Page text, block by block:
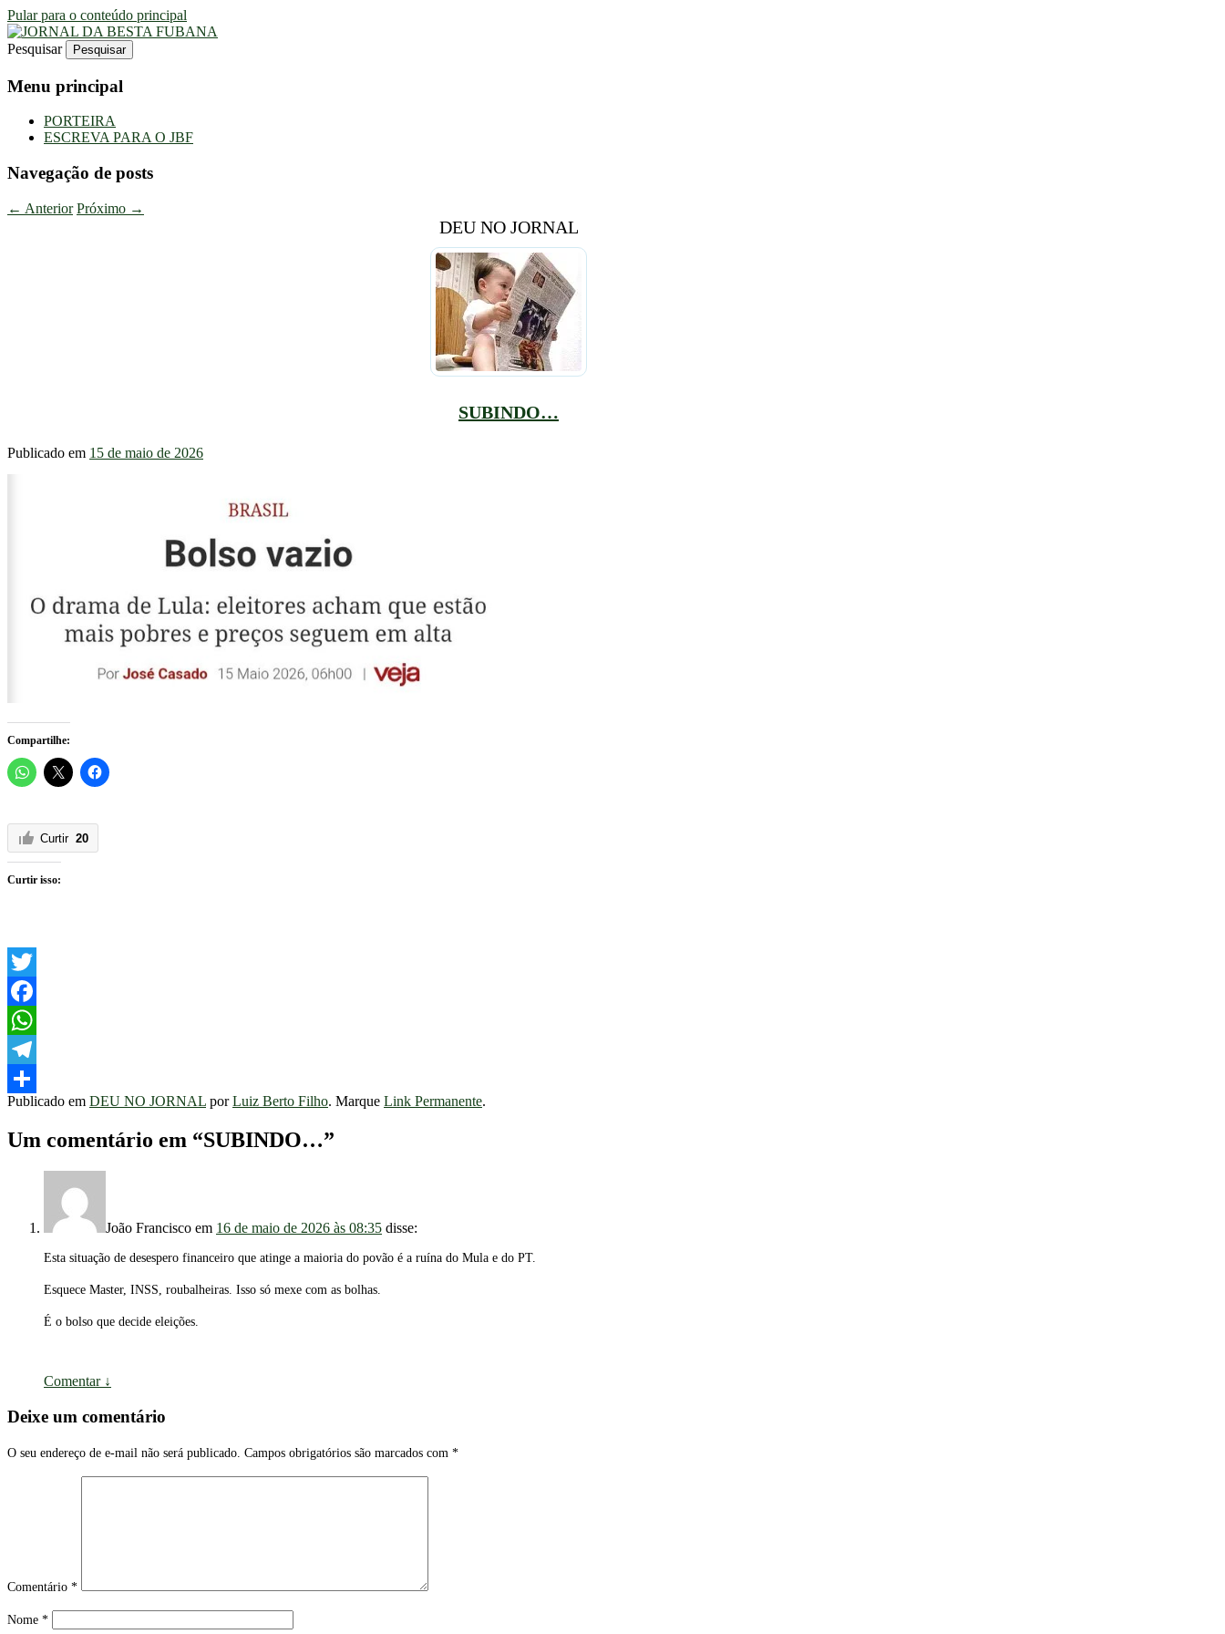
Pular para o conteúdo principal
JORNAL DA BESTA FUBANA
Uma Gazeta Escrota
Pesquisar
Menu principal
PORTEIRA
ESCREVA PARA O JBF
Navegação de posts
← Anterior Próximo →
DEU NO JORNAL
SUBINDO…
Publicado em 15 de maio de 2026
Compartilhe:
Curtir 20
Curtir isso:
Twitter
Facebook
WhatsApp
Telegram
Share
Publicado em DEU NO JORNAL porLuiz Berto Filho. Marque Link Permanente.
Um comentário em “SUBINDO…”
João Francisco em 16 de maio de 2026 às 08:35 disse:
Esta situação de desespero financeiro que atinge a maioria do povão é a ruína do Mula e do PT.
Esquece Master, INSS, roubalheiras. Isso só mexe com as bolhas.
É o bolso que decide eleições.
Comentar ↓
Deixe um comentário
O seu endereço de e-mail não será publicado. Campos obrigatórios são marcados com *
Comentário *
Nome *